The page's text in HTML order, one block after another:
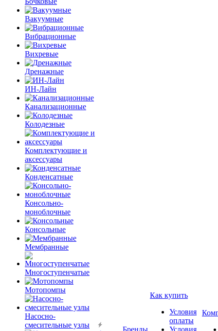
Вакуумные
Вибрационные
Вихревые
Дренажные
ИН-Лайн
Канализационные
Колодезные
Комплектующие и
аксессуары
Конденсатные
Консольно-
моноблочные
Консольные
Мембранные
Многоступенчатые
Мотопомпы
Насосно-
смесительные узлы
Бренды
Как купить
Условия
оплаты
Условия